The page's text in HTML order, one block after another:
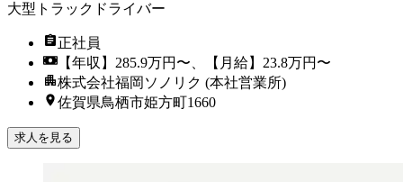
大型トラックドライバー
正社員
【年収】285.9万円〜、【月給】23.8万円〜
株式会社福岡ソノリク (本社営業所)
佐賀県鳥栖市姫方町1660
求人を見る